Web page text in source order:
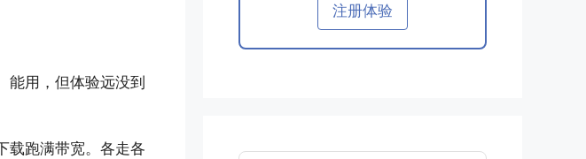
用，但体验远没到
载跑满带宽。各走各
注册体验